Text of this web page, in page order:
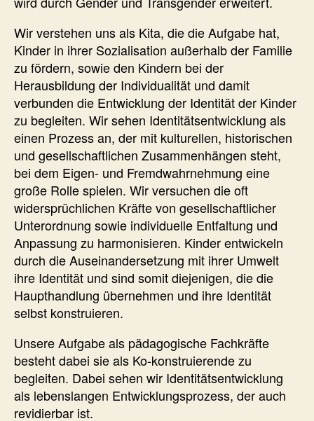
Wir verstehen uns als Kita, die die Aufgabe hat,
Kinder in ihrer Sozialisation außerhalb der Familie
zu fördern, sowie den Kindern bei der
Herausbildung der Individualität und damit
verbunden die Entwicklung der Identität der Kinder
zu begleiten. Wir sehen Identitätsentwicklung als
einen Prozess an, der mit kulturellen, historischen
und gesellschaftlichen Zusammenhängen steht,
bei dem Eigen- und Fremdwahrnehmung eine
große Rolle spielen. Wir versuchen die oft
widersprüchlichen Kräfte von gesellschaftlicher
Unterordnung sowie individuelle Entfaltung und
Anpassung zu harmonisieren. Kinder entwickeln
durch die Auseinandersetzung mit ihrer Umwelt
ihre Identität und sind somit diejenigen, die die
Haupthandlung übernehmen und ihre Identität
selbst konstruieren.
Unsere Aufgabe als pädagogische Fachkräfte
besteht dabei sie als Ko-konstruierende zu
begleiten. Dabei sehen wir Identitätsentwicklung
als lebenslangen Entwicklungsprozess, der auch
revidierbar ist.